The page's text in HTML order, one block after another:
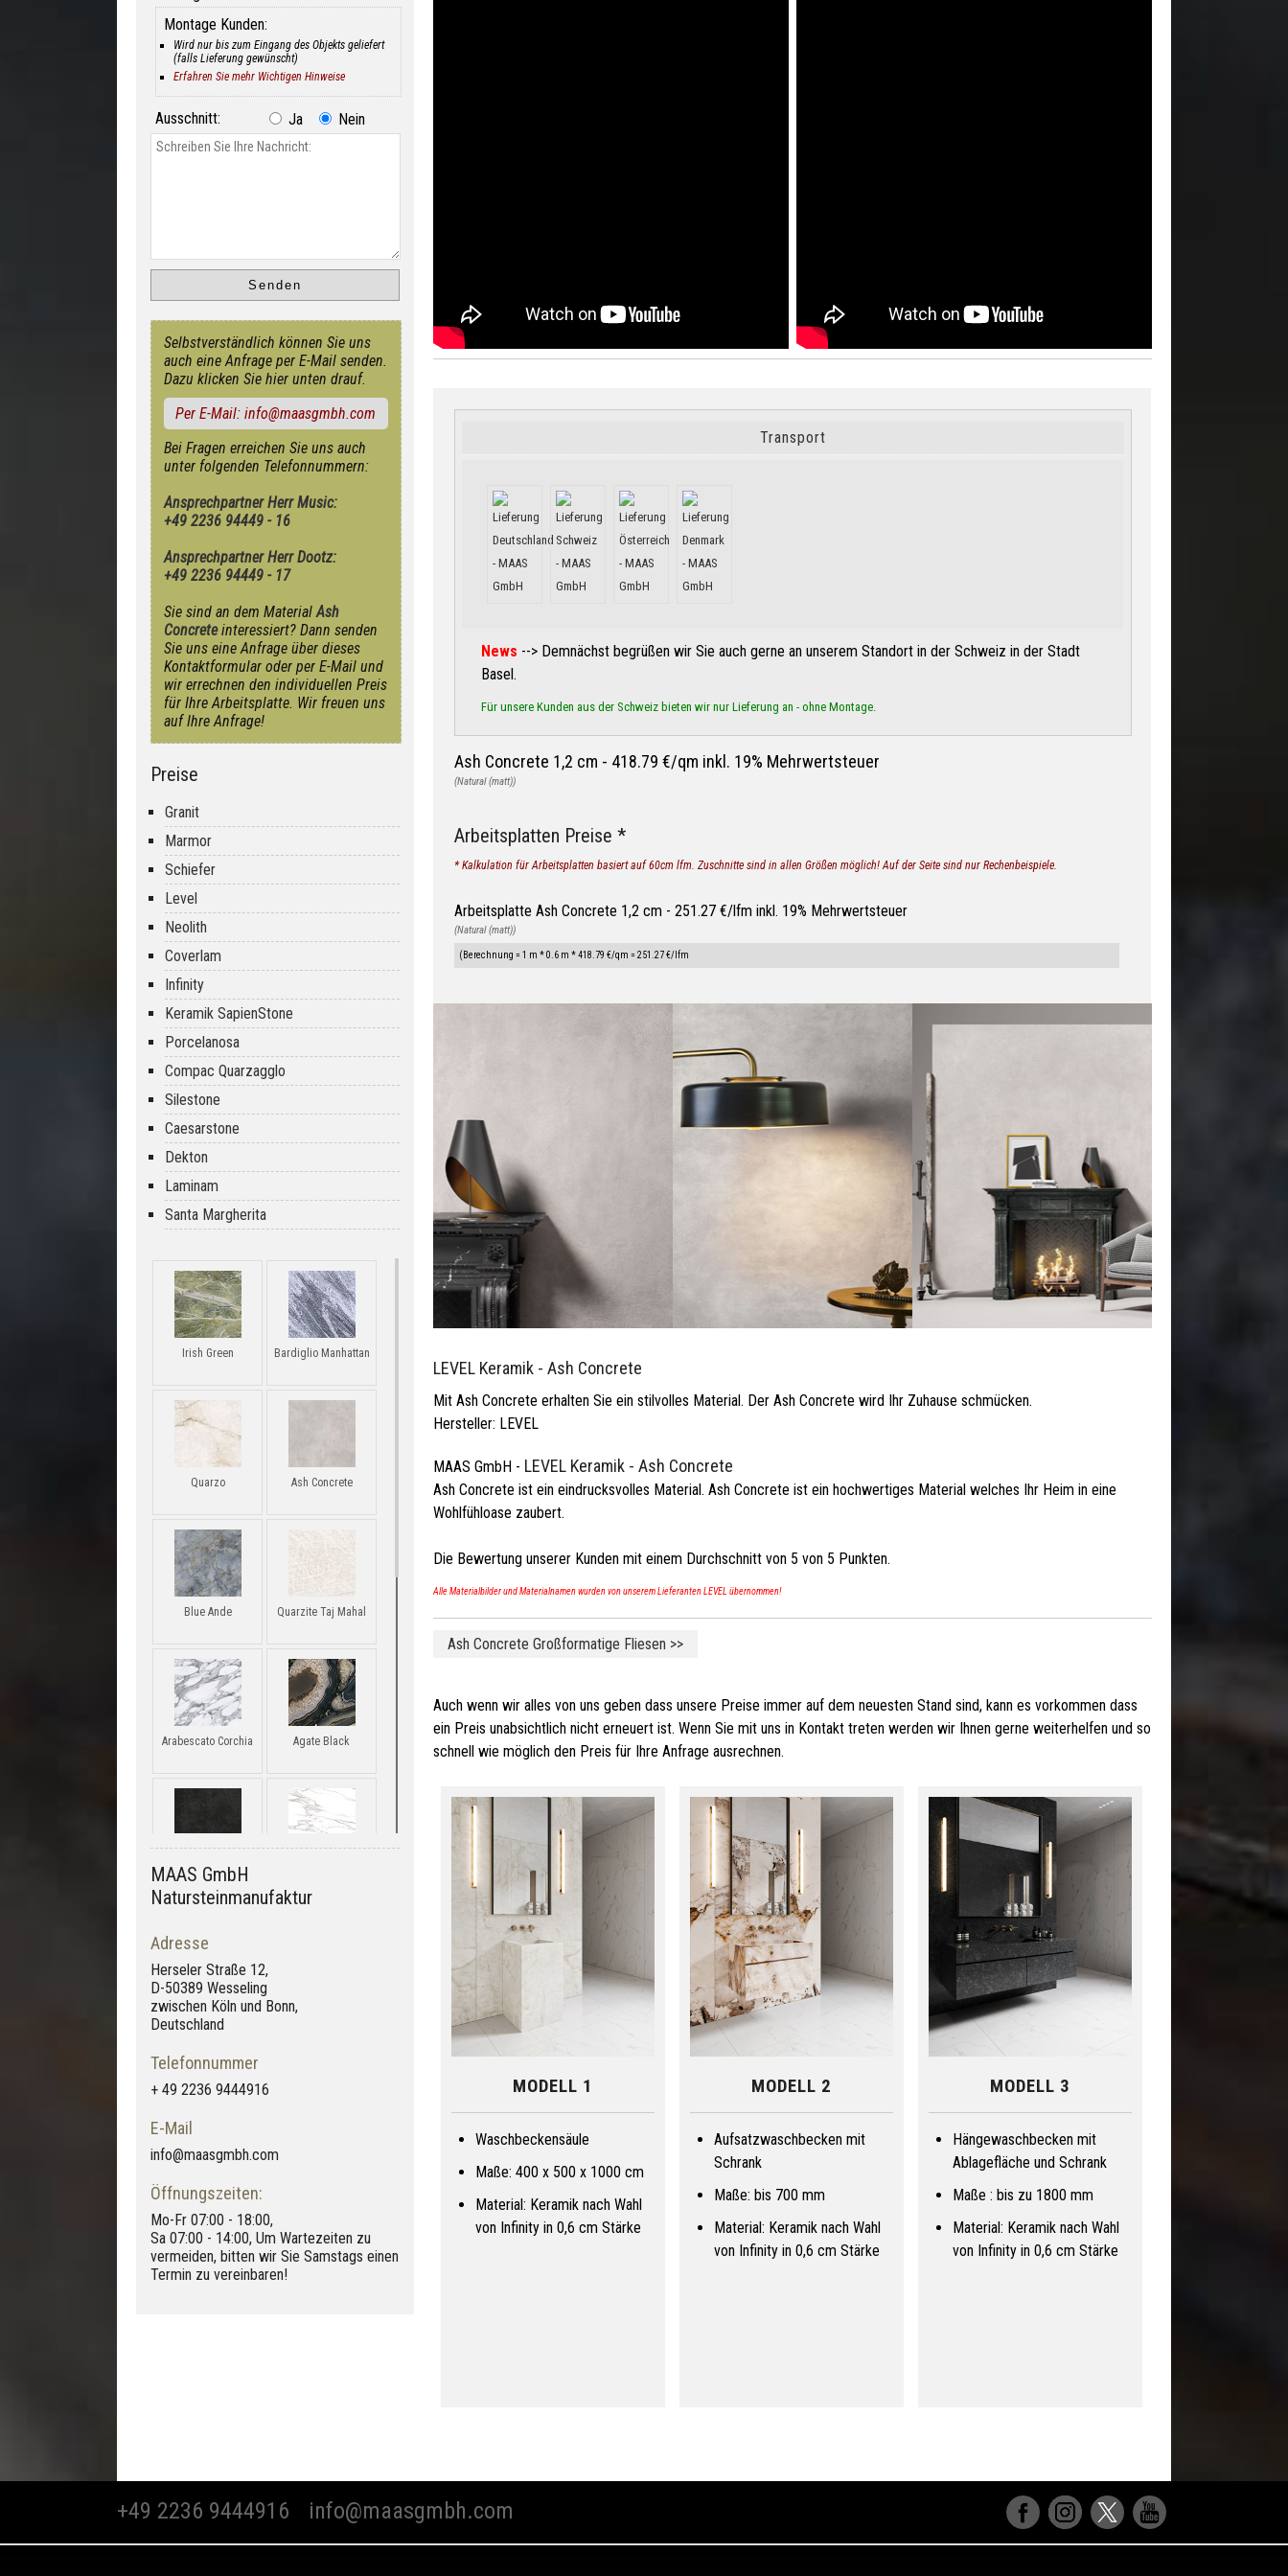
Transport
News --> Demnächst begrüßen wir Sie auch gerne an unserem Standort in der Schweiz in der Stadt
Basel.
Für unsere Kunden aus der Schweiz bieten wir nur Lieferung an - ohne Montage.
Ash Concrete 1,2 cm - 418.79 €/qm inkl. 19% Mehrwertsteuer
(Natural (matt))
Arbeitsplatten Preise *
* Kalkulation für Arbeitsplatten basiert auf 60cm lfm. Zuschnitte sind in allen Größen möglich! Auf der Seite sind nur Rechenbeispiele.
Arbeitsplatte Ash Concrete 1,2 cm - 251.27 €/lfm inkl. 19% Mehrwertsteuer
(Natural (matt))
(Berechnung = 1 m * 0.6 m * 418.79 €/qm = 251.27 €/lfm
LEVEL Keramik - Ash Concrete
Mit Ash Concrete erhalten Sie ein stilvolles Material. Der Ash Concrete wird Ihr Zuhause schmücken.
Hersteller: LEVEL
MAAS GmbH - LEVEL Keramik - Ash Concrete
Ash Concrete ist ein eindrucksvolles Material. Ash Concrete ist ein hochwertiges Material welches Ihr Heim in eine
Wohlfühloase zaubert.
Die Bewertung unserer Kunden mit einem Durchschnitt von 5 von 5 Punkten.
Alle Materialbilder und Materialnamen wurden von unserem Lieferanten LEVEL übernommen!
Ash Concrete Großformatige Fliesen >>
Auch wenn wir alles von uns geben dass unsere Preise immer auf dem neuesten Stand sind, kann es vorkommen dass
ein Preis unabsichtlich nicht erneuert ist. Wenn Sie mit uns in Kontakt treten werden wir Ihnen gerne weiterhelfen und so
schnell wie möglich den Preis für Ihre Anfrage ausrechnen.
MODELL 1
Waschbeckensäule
Maße: 400 x 500 x 1000 cm
Material: Keramik nach Wahl
von Infinity in 0,6 cm Stärke
MODELL 2
Aufsatzwaschbecken mit
Schrank
Maße: bis 700 mm
Material: Keramik nach Wahl
von Infinity in 0,6 cm Stärke
MODELL 3
Hängewaschbecken mit
Ablagefläche und Schrank
Maße : bis zu 1800 mm
Material: Keramik nach Wahl
von Infinity in 0,6 cm Stärke
Montage Kunden:
Wird nur bis zum Eingang des Objekts geliefert
(falls Lieferung gewünscht)
Erfahren Sie mehr Wichtigen Hinweise
Ausschnitt: Ja Nein
Selbstverständlich können Sie uns
auch eine Anfrage per E-Mail senden.
Dazu klicken Sie hier unten drauf.
Per E-Mail: info@maasgmbh.com
Bei Fragen erreichen Sie uns auch
unter folgenden Telefonnummern:
Ansprechpartner Herr Music:
+49 2236 94449 - 16
Ansprechpartner Herr Dootz:
+49 2236 94449 - 17
Sie sind an dem MaterialAsh
Concreteinteressiert? Dann senden
Sie uns eine Anfrage über dieses
Kontaktformular oder per E-Mail und
wir errechnen den individuellen Preis
für Ihre Arbeitsplatte. Wir freuen uns
auf Ihre Anfrage!
Preise
Granit
Marmor
Schiefer
Level
Neolith
Coverlam
Infinity
Keramik SapienStone
Porcelanosa
Compac Quarzagglo
Silestone
Caesarstone
Dekton
Laminam
Santa Margherita
Irish Green Bardiglio Manhattan
Quarzo Ash Concrete
Blue Ande Quarzite Taj Mahal
Arabescato Corchia Agate Black
Concrete Jet Black
Agate Azure Calacatta Viola
Infinita Stone
Tortora Tafu
MAAS GmbH
Natursteinmanufaktur
Adresse
Herseler Straße 12,
D-50389 Wesseling
zwischen Köln und Bonn,
Deutschland
Telefonnummer
+ 49 2236 9444916
E-Mail
info@maasgmbh.com
Öffnungszeiten:
Mo-Fr 07:00 - 18:00,
Sa 07:00 - 14:00, Um Wartezeiten zu
vermeiden, bitten wir Sie Samstags einen
Termin zu vereinbaren!
+49 2236 9444916 info@maasgmbh.com